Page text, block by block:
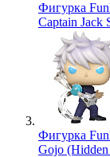
Фигурка
Captain Jack
Фигурка
Gojo